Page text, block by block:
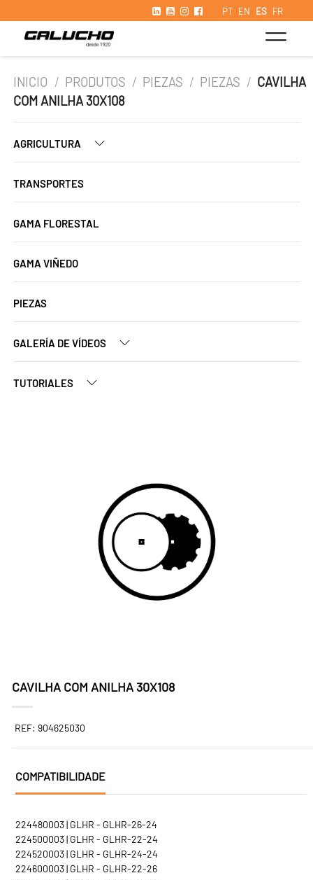
PT EN ES FR
INICIO / PRODUTOS / PIEZAS / PIEZAS / CAVILHA
COM ANILHA 30X108
AGRICULTURA
TRANSPORTES
GAMA FLORESTAL
GAMA VIÑEDO
PIEZAS
GALERÍA DE VÍDEOS
TUTORIALES
CAVILHA COM ANILHA 30X108
REF: 904625030
COMPATIBILIDADE
224480003 | GLHR - GLHR-26-24
224500003 | GLHR - GLHR-22-24
224520003 | GLHR - GLHR-24-24
224600003 | GLHR - GLHR-22-26